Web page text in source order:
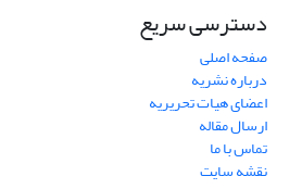
دسترسی سریع
صفحه اصلی
درباره نشریه
اعضای هیات تحریریه
ارسال مقاله
تماس با ما
نقشه سایت